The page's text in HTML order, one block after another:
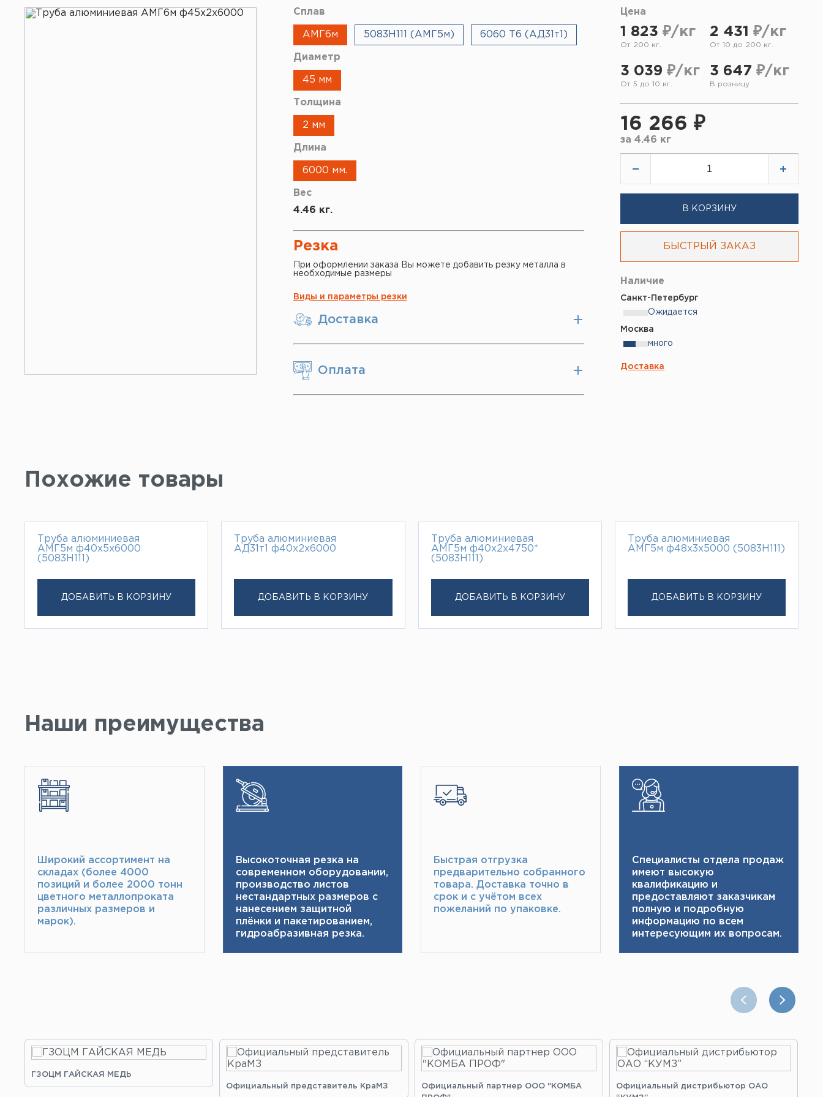
Все услуги Сплав
АМГ6м 5083H111 (АМГ5м) 6060 Т6 (АД31т1)
Диаметр
45 мм
Толщина
2 мм
Длина
6000 мм.
Вес
4.46 кг.
Резка
При оформлении заказа Вы можете добавить резку металла в
необходимые размеры
Виды и параметры резки
Доставка
Оплата
Цена
1 823 ₽/кг
От 200 кг.
2 431 ₽/кг
От 10 до 200 кг.
3 039 ₽/кг
От 5 до 10 кг.
3 647 ₽/кг
В розницу
16 266 ₽
за 4.46 кг
В КОРЗИНУ
БЫСТРЫЙ ЗАКАЗ
Наличие
Санкт-Петербург
Ожидается
Москва
много
Доставка
Похожие товары
Труба алюминиевая
АМГ5м ф40х5х6000
(5083H111)
ДОБАВИТЬ В КОРЗИНУ
Труба алюминиевая
АД31т1 ф40х2х6000
ДОБАВИТЬ В КОРЗИНУ
Труба алюминиевая
АМГ5м ф40х2х4750*
(5083H111)
ДОБАВИТЬ В КОРЗИНУ
Труба алюминиевая
АМГ5м ф48х3х5000 (5083H111)
ДОБАВИТЬ В КОРЗИНУ
Наши преимущества
Широкий ассортимент на
складах (более 4000
позиций и более 2000 тонн​
цветного металлопроката
различных размеров и
марок).
Высокоточная резка на
современном оборудовании,
производство листов
нестандартных размеров с
нанесением защитной
плёнки и пакетированием,
гидроабразивная резка.
Быстрая отгрузка
предварительно собранного
товара.​ Доставка точно в
срок и с учётом всех
пожеланий по упаковке.​
Специалисты отдела продаж
имеют высокую
квалификацию и ​
предоставляют заказчикам
полную и подробную
информацию по всем
интересующим их вопросам.
ГЗОЦМ ГАЙСКАЯ МЕДЬ
Официальный представитель КраМЗ
Официальный партнер ООО "КОМБА
Официальный дистрибьютор ОАО